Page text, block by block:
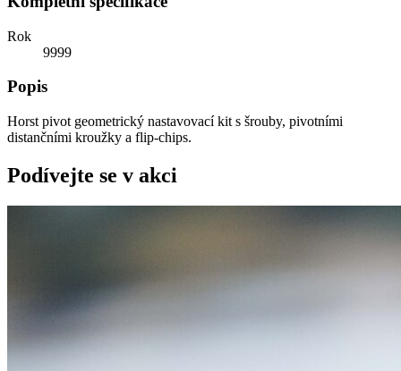
Rok
9999
Popis
Horst pivot geometrický nastavovací kit s šrouby, pivotními
distančními kroužky a flip-chips.
Podívejte se v akci